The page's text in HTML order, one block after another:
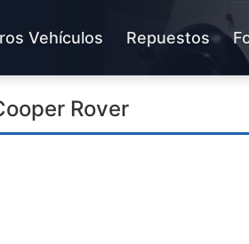
Vehículos Repuestos
Rover